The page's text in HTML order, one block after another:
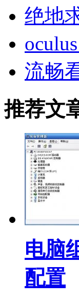
绝地
流畅
推荐文
电脑
配置